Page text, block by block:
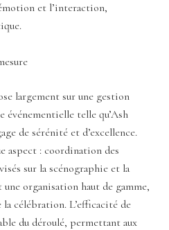
et l’interaction,
largement sur une gestion
événementielle telle qu’Ash
de sérénité et d’excellence.
aspect : coordination des
sur la scénographie et la
organisation haut de gamme,
célébration. L’efficacité de
du déroulé, permettant aux